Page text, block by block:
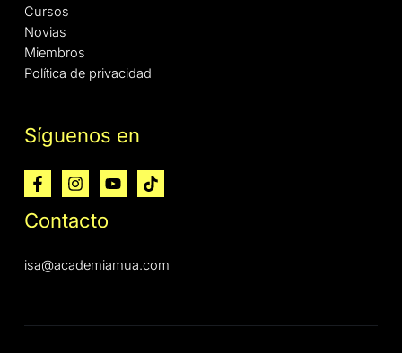
Cursos
Novias
Miembros
Política de privacidad
Síguenos en
Contacto
isa@academiamua.com